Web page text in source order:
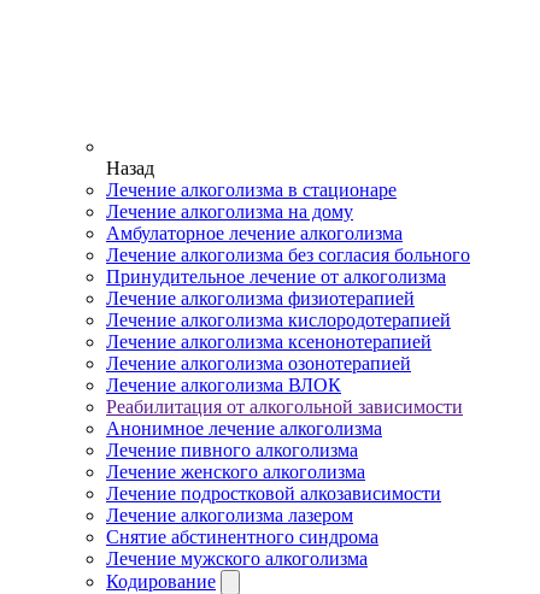
Назад
Лечение алкоголизма в стационаре
Лечение алкоголизма на дому
Амбулаторное лечение алкоголизма
Лечение алкоголизма без согласия больного
Принудительное лечение от алкоголизма
Лечение алкоголизма физиотерапией
Лечение алкоголизма кислородотерапией
Лечение алкоголизма ксенонотерапией
Лечение алкоголизма озонотерапией
Лечение алкоголизма ВЛОК
Реабилитация от алкогольной зависимости
Анонимное лечение алкоголизма
Лечение пивного алкоголизма
Лечение женского алкоголизма
Лечение подростковой алкозависимости
Лечение алкоголизма лазером
Снятие абстинентного синдрома
Лечение мужского алкоголизма
Кодирование